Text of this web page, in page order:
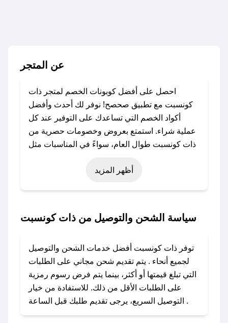
عن المتجر
احصل على أفضل كوبونات الخصم لمتجر ذات
كونسبت مع تطبيق صحصح! نوفر لك أحدث وأفضل
أكواد الخصم التي تساعدك على التوفير عند كل
عملية شراء. استمتع بعروض وخصومات حصرية من
ذات كونسبت طوال العام، سواءً في المناسبات مثل
عيد الفطر، عيد الأضحى، الجمعة البيضاء (شهر
نوفمبر)، رمضان، اليوم الوطني، يوم التأسيس، أو
حتى عروض خاصة أخرى.
باستخدام تطبيق صحصح، يمكنك العثور بسهولة على
الكوبون، تواصل معنا عبر تويتر أو البريد الإلكتروني
لإضافته بسرعة.
### كيفية استخدام كود خصم ذات كونسبت؟
1. انسخ كود الخصم من تطبيق صحصح.
2. الصقه في خانة الدفع عند التسوق من ذات
أظهر المزيد
سياسة الشحن والتوصيل من ذات كونسبت
توفر ذات كونسبت أفضل خدمات الشحن والتوصيل
لجميع أنحاء . يتم تقديم شحن مجاني على الطلبات
التي تبلغ قيمتها أو أكثر، بينما يتم فرض رسوم رمزية
على الطلبات الأقل من ذلك. للاستفادة من خيار
التوصيل السريع، يرجى تقديم طلبك قبل الساعة .